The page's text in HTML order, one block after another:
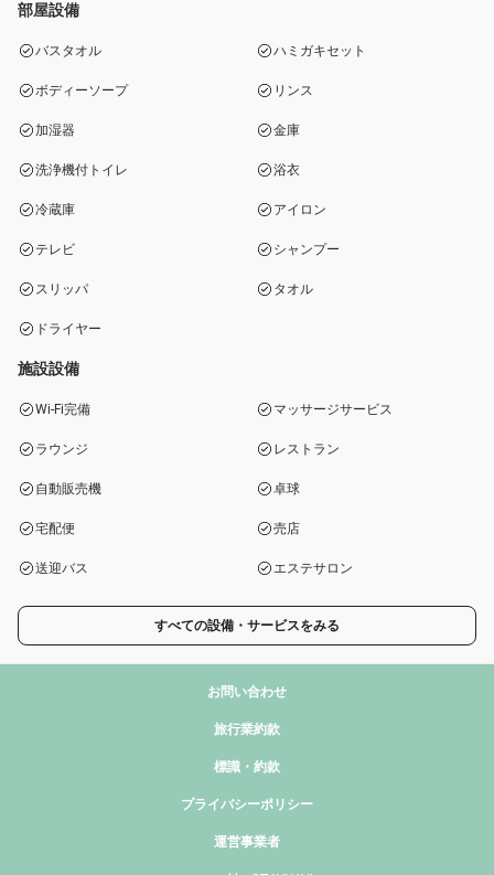
部屋設備
バスタオル ハミガキセット
ボディーソープ リンス
加湿器 金庫
洗浄機付トイレ 浴衣
冷蔵庫 アイロン
テレビ シャンプー
スリッパ タオル
ドライヤー
施設設備
Wi-Fi完備 マッサージサービス
ラウンジ レストラン
自動販売機 卓球
宅配便 売店
送迎バス エステサロン
すべての設備・サービスをみる
お問い合わせ
旅行業約款
標識・約款
プライバシーポリシー
運営事業者